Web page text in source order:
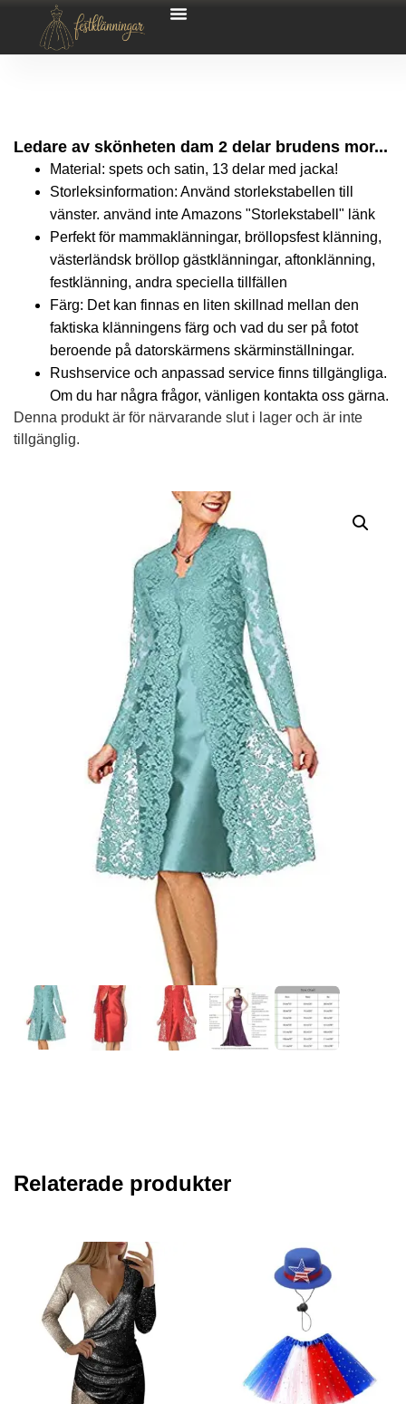
Ledare av skönheten dam 2 delar brudens mor...
Material: spets och satin, 13 delar med jacka!
Storleksinformation: Använd storlekstabellen till
vänster. använd inte Amazons "Storlekstabell" länk
Perfekt för mammaklänningar, bröllopsfest klänning,
västerländsk bröllop gästklänningar, aftonklänning,
festklänning, andra speciella tillfällen
Färg: Det kan finnas en liten skillnad mellan den
faktiska klänningens färg och vad du ser på fotot
beroende på datorskärmens skärminställningar.
Rushservice och anpassad service finns tillgängliga.
Om du har några frågor, vänligen kontakta oss gärna.
Denna produkt är för närvarande slut i lager och är inte
tillgänglig.
Relaterade produkter